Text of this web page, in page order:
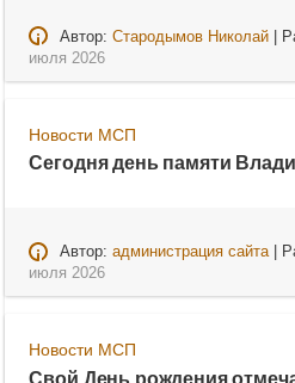
Автор: Стародымов Николай|
июля 2026
Новости МСП
Сегодня день памяти
Автор: администрация сайта|
июля 2026
Новости МСП
Свой День рождения